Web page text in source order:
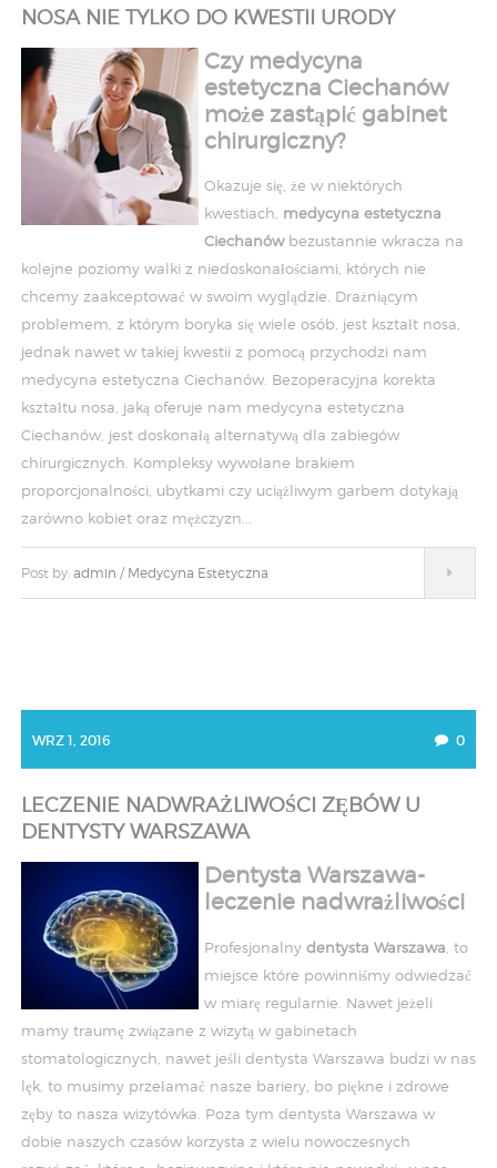
NOSA NIE TYLKO DO KWESTII URODY
Czy medycyna
estetyczna Ciechanów
może zastąpić gabinet
chirurgiczny?
Okazuje się, że w niektórych
kwestiach, medycyna estetyczna
Ciechanówbezustannie wkracza na
kolejne poziomy walki z niedoskonałościami, których nie
chcemy zaakceptować w swoim wyglądzie. Drażniącym
problemem, z którym boryka się wiele osób, jest kształt nosa,
jednak nawet w takiej kwestii z pomocą przychodzi nam
medycyna estetyczna Ciechanów. Bezoperacyjna korekta
kształtu nosa, jaką oferuje nam medycyna estetyczna
Ciechanów, jest doskonałą alternatywą dla zabiegów
chirurgicznych. Kompleksy wywołane brakiem
proporcjonalności, ubytkami czy uciążliwym garbem dotykają
zarówno kobiet oraz mężczyzn...
Post by: admin / Medycyna Estetyczna
WRZ 1, 2016 0
LECZENIE NADWRAŻLIWOŚCI ZĘBÓW U
DENTYSTY WARSZAWA
Dentysta Warszawa-
leczenie nadwrażliwości
Profesjonalny dentysta Warszawa , to
miejsce które powinniśmy odwiedzać
w miarę regularnie. Nawet jeżeli
mamy traumę związane z wizytą w gabinetach
stomatologicznych, nawet jeśli dentysta Warszawa budzi w nas
lęk, to musimy przełamać nasze bariery, bo piękne i zdrowe
zęby to nasza wizytówka. Poza tym dentysta Warszawa w
dobie naszych czasów korzysta z wielu nowoczesnych